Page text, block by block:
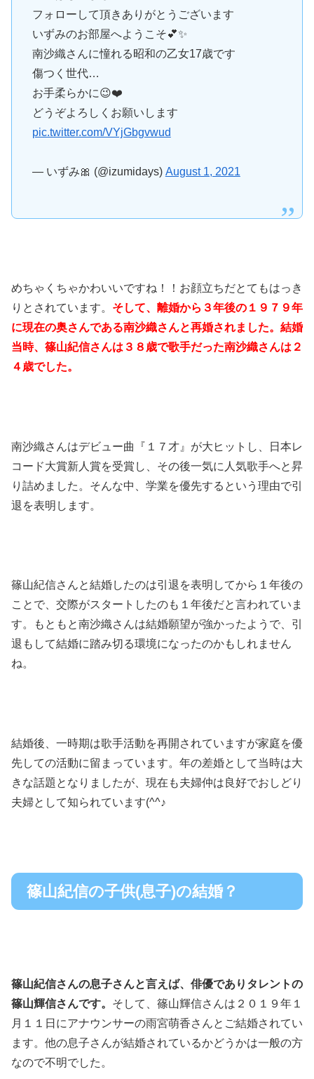
フォローして頂きありがとうございます
いずみのお部屋へようこそ💕✨
南沙織さんに憧れる昭和の乙女17歳です
傷つく世代…
お手柔らかに😉❤️
どうぞよろしくお願いします
pic.twitter.com/VYjGbgvwud
— いずみ🎀 (@izumidays) August 1, 2021
めちゃくちゃかわいいですね！！お顔立ちだとてもはっき
りとされています。 そして、離婚から３年後の１９７９年
に現在の奥さんである南沙織さんと再婚されました。結婚
当時、篠山紀信さんは３８歳で歌手だった南沙織さんは２
４歳でした。
南沙織さんはデビュー曲『１７才』が大ヒットし、日本レ
コード大賞新人賞を受賞し、その後一気に人気歌手へと昇
り詰めました。そんな中、学業を優先するという理由で引
退を表明します。
篠山紀信さんと結婚したのは引退を表明してから１年後の
ことで、交際がスタートしたのも１年後だと言われていま
す。もともと南沙織さんは結婚願望が強かったようで、引
退もして結婚に踏み切る環境になったのかもしれません
ね。
結婚後、一時期は歌手活動を再開されていますが家庭を優
先しての活動に留まっています。年の差婚として当時は大
きな話題となりましたが、現在も夫婦仲は良好でおしどり
夫婦として知られています(^^♪
篠山紀信の子供(息子)の結婚？
篠山紀信さんの息子さんと言えば、俳優でありタレントの
篠山輝信さんです。 そして、篠山輝信さんは２０１９年１
月１１日にアナウンサーの雨宮萌香さんとご結婚されてい
ます。他の息子さんが結婚されているかどうかは一般の方
なので不明でした。